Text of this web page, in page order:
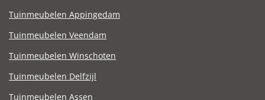
Tuinmeubelen Appingedam
Tuinmeubelen Veendam
Tuinmeubelen Winschoten
Tuinmeubelen Delfzijl
Tuinmeubelen Assen